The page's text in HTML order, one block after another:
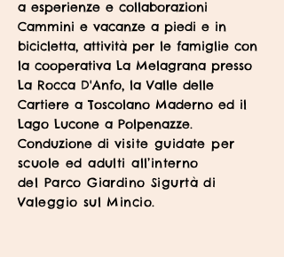
a esperienze e collaborazioni
Cammini e vacanze a piedi e in
bicicletta, attività per le famiglie con
la cooperativa La Melagrana presso
La Rocca D'Anfo, la Valle delle
Cartiere a Toscolano Maderno ed il
Lago Lucone a Polpenazze.
Conduzione divisite guidate per
scuole ed adulti all’interno
del Parco Giardino Sigurtà di
Valeggio sul Mincio.